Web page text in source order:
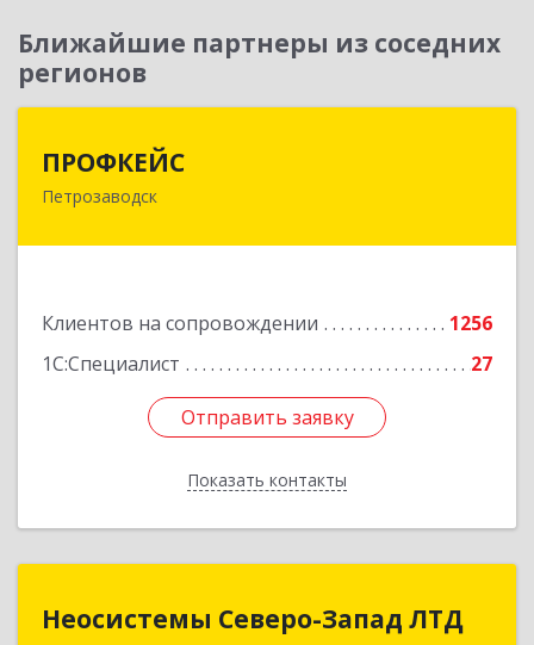
Ближайшие партнеры из соседних
регионов
ПРОФКЕЙС
Петрозаводск
Клиентов на сопровождении
1256
1С:Специалист
27
Отправить заявку
Показать контакты
185035, Карелия Респ, Петрозаводск г, Красная
Отправить заявку
Назад
Неосистемы Северо-Запад ЛТД